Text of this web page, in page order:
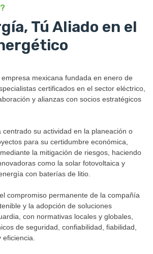
Tú Aliado en el
mexicana fundada en enero de
certificados en el sector eléctrico,
y alianzas con socios estratégicos
centrado su actividad en la planeación o
para su certidumbre económica,
la mitigación de riesgos, haciendo
como la solar fotovoltaica y
con baterías de litio.
compromiso permanente de la compañía
y la adopción de soluciones
con normativas locales y globales,
de seguridad, confiabilidad, fiabilidad,